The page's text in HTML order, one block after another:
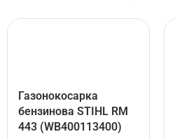
Газонокосарка
бензинова STIHL RM
443 (WB400113400)